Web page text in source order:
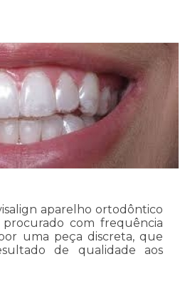
aparelho ortodôntico
procurado com frequência
uma peça discreta, que
de qualidade aos